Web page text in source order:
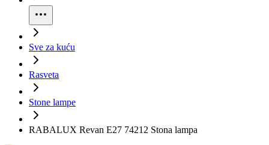
Sve za kuću
Rasveta
Stone lampe
RABALUX Revan E27 74212 Stona lampa